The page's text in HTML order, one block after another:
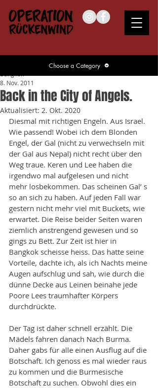
Back in the City of Angels.
8. Nov. 2011
Aktualisiert: 2. Okt. 2020
Diesmal mit richtigen Engeln. Aus Israel.
Wie passend! Wobei ich dem Blonden
Engel, der Gal (nicht zu verwechseln mit
der Gal aus Nepal) nicht recht über den
Weg traue. Keren und Lee haben die
irgendwo mal aufgelesen und nicht
mehr losbekommen. Das scheinen Gal’ s
so an sich zu haben. Auf jeden Fall war
gestern nicht mehr viel mit Buckets, wie
erwartet. Die Reise beider Seiten waren
ziemlich anstrengend gewesen und so
gings zu Bett. Zur Zeit ist hier in
Bangkok scheisse heiss. Das hatte seine
Vorteile, dachte ich, als ich Nachts meine
Augen aufschlug und sah, wie durch die
dünne Decke aus Leinen beinahe jede
Poore Lees traumhafter Körpers
durchdrückte.
Der Tag ist daher schnell erzählt. Die
Mädels fahren danach Nach Burma.
Daher gabs für alle einen Ausflug auf die
Botschaft. Ich genoss es mal wieder raus
zu kommen und die Burmesische
Botschaft zu suchen. Obwohl dies ein
Choose a Category